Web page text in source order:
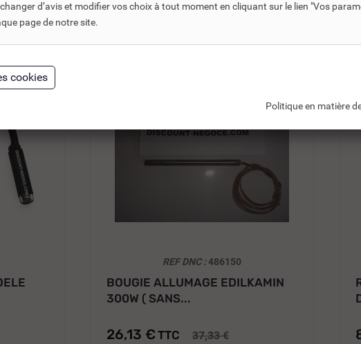
des produits connexes ou associés. Ils vous permettent soit
REF DNC :486150
BOUGIE ALLUMAGE EDILKAMIN
300W ( SANS...
26,13 € TTC 37,33 €
d’avis et modifier vos choix à tout moment en cliquant sur le lien "Vos
page de notre site.
Politique en matière